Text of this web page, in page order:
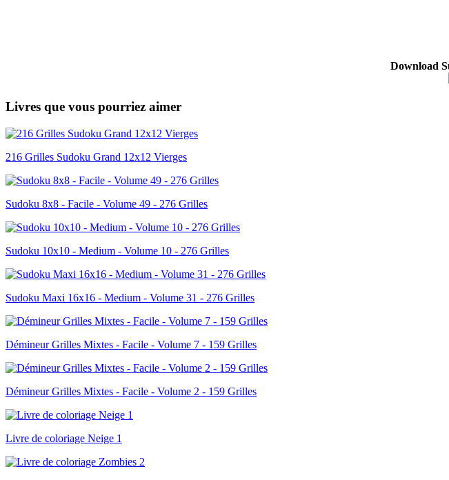
Download
Livres que vous pourriez aimer
216 Grilles Sudoku Grand 12x12 Vierges
Sudoku 8x8 - Facile - Volume 49 - 276 Grilles
Sudoku 10x10 - Medium - Volume 10 - 276 Grilles
Sudoku Maxi 16x16 - Medium - Volume 31 - 276 Grilles
Démineur Grilles Mixtes - Facile - Volume 7 - 159 Grilles
Démineur Grilles Mixtes - Facile - Volume 2 - 159 Grilles
Livre de coloriage Neige 1